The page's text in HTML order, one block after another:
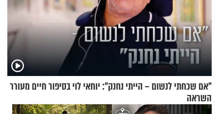
"אם שכחתי לנשום – הייתי נחנק": יוחאי לוי בסיפור חיים מעורר
השראה